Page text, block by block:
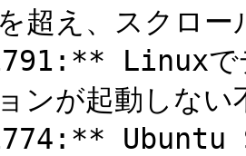
超え、スクロ
Linuxで
ンが起動しない
Ubuntu